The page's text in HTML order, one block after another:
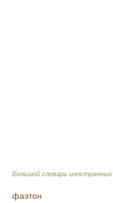
Большой словарь
фаэтон